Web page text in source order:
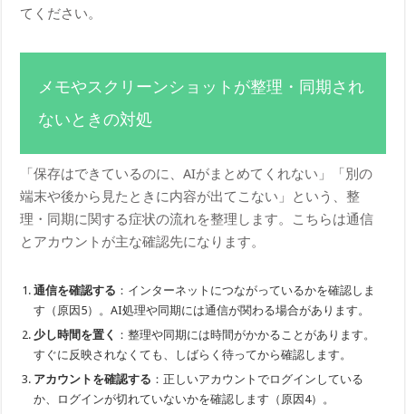
てください。
メモやスクリーンショットが整理・同期され
ないときの対処
「保存はできているのに、AIがまとめてくれない」「別の
端末や後から見たときに内容が出てこない」という、整
理・同期に関する症状の流れを整理します。こちらは通信
とアカウントが主な確認先になります。
通信を確認する ：インターネットにつながっているかを確認しま
す（原因5）。AI処理や同期には通信が関わる場合があります。
少し時間を置く ：整理や同期には時間がかかることがあります。
すぐに反映されなくても、しばらく待ってから確認します。
アカウントを確認する ：正しいアカウントでログインしている
か、ログインが切れていないかを確認します（原因4）。